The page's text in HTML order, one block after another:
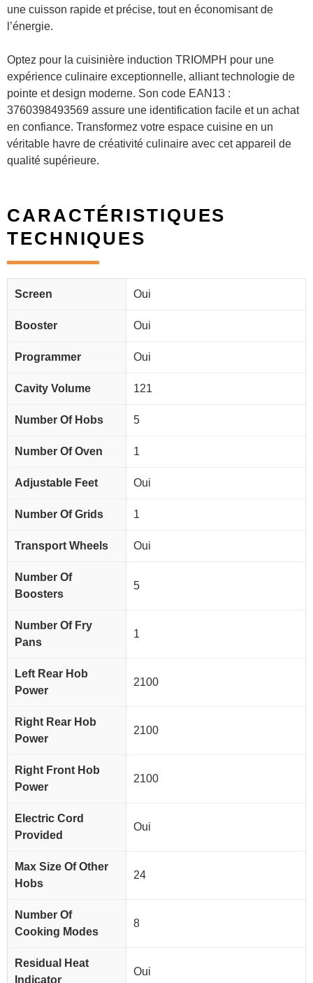
une cuisson rapide et précise, tout en économisant de
l’énergie.
Optez pour la cuisinière induction TRIOMPH pour une
expérience culinaire exceptionnelle, alliant technologie de
pointe et design moderne. Son code EAN13 :
3760398493569 assure une identification facile et un achat
en confiance. Transformez votre espace cuisine en un
véritable havre de créativité culinaire avec cet appareil de
qualité supérieure.
CARACTÉRISTIQUES
TECHNIQUES
Screen Oui
Booster Oui
Programmer Oui
Cavity Volume 121
Number Of Hobs 5
Number Of Oven 1
Adjustable Feet Oui
Number Of Grids 1
Transport Wheels Oui
Number Of
Boosters
5
Number Of Fry
Pans
1
Left Rear Hob
Power
2100
Right Rear Hob
Power
2100
Right Front Hob
Power
2100
Electric Cord
Provided
Oui
Max Size Of Other
Hobs
24
Number Of
Cooking Modes
8
Residual Heat
Indicator
Oui